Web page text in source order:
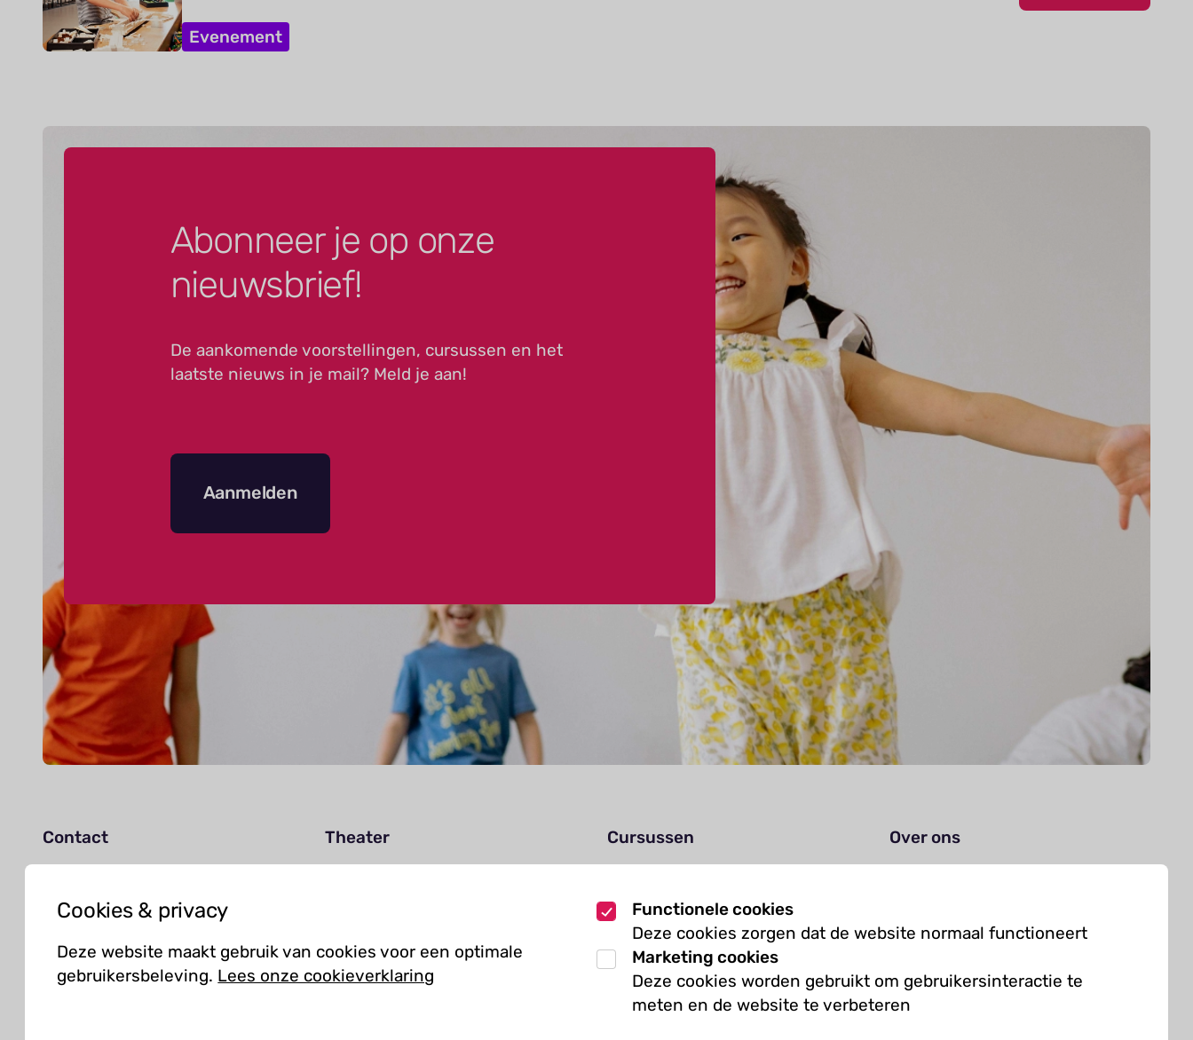
Cookies & privacy
Deze website maakt gebruik van cookies voor een optimale
gebruikersbeleving. Lees onze cookieverklaring
Functionele cookies
Deze cookies zorgen dat de website normaal functioneert
Marketing cookies
Deze cookies worden gebruikt om gebruikersinteractie te
meten en de website te verbeteren
Evenement
Abonneer je op onze
nieuwsbrief!
De aankomende voorstellingen, cursussen en het
laatste nieuws in je mail? Meld je aan!
Aanmelden
Contact
0598 -37 37 77
Theater
Cursussen
Kunst cursussen
Over ons
Veelgestelde vragen